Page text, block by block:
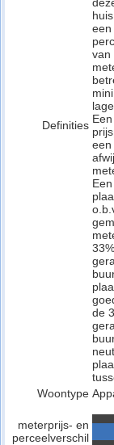
Definities
een
van
een
de
Woontype
meterprijs- en
perceelverschil